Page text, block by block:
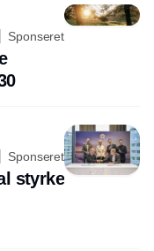
Sponseret
Sponseret
styrke